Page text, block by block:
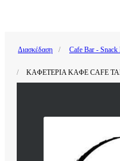
Διασκέδαση Cafe Bar - Snack
ΚΑΦΕΤΕΡΙΑ ΚΑΦΕ CAFE